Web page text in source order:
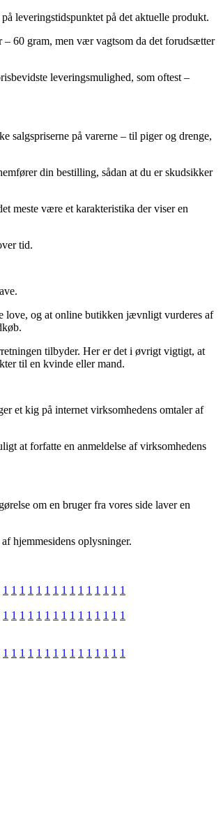
leveringstidspunktet på det aktuelle produkt.
– 60 gram, men vær vagtsom da det forudsætter
leveringsmulighed, som oftest –
salgspriserne på varerne – til piger og drenge,
din bestilling, sådan at du er skudsikker
meste være et karakteristika der viser en
tid.
love, og at online butikken jævnligt vurderes af
tilbyder. Her er det i øvrigt vigtigt, at
til en kvinde eller mand.
et kig på internet virksomhedens omtaler af
at forfatte en anmeldelse af virksomhedens
om en bruger fra vores side laver en
hjemmesidens oplysninger.
1 1 1 1 1 1 1 1 1 1 1 1 1 1 1
1 1 1 1 1 1 1 1 1 1 1 1 1 1 1
1 1 1 1 1 1 1 1 1 1 1 1 1 1 1